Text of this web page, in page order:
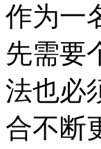
作为一
先需要
法也必
合不断